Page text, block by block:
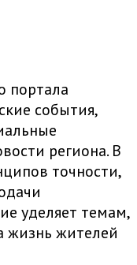
портала
события,
региона. В
точности,
уделяет темам,
жизнь жителей